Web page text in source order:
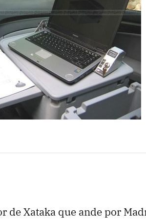
de Xataka que ande por